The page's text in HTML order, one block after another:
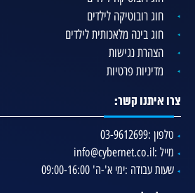
חוג רובוטיקה לילדים
חוג בינה מלאכותית לילדים
הצהרת נגישות
מדיניות פרטיות
צרו איתנו קשר:
טלפון :03-9612699
מייל :info@cybernet.co.il
שעות עבודה :ימי א'-ה' 09:00-16:00